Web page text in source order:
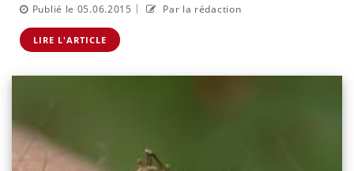
Publié le 05.06.2015 | Par la rédaction
LIRE L'ARTICLE